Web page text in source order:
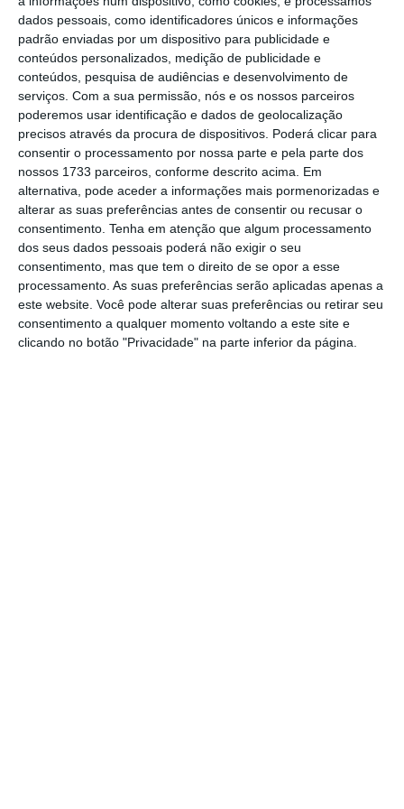
dados pessoais, como identificadores únicos e informações
padrão enviadas por um dispositivo para publicidade e
conteúdos personalizados, medição de publicidade e
conteúdos, pesquisa de audiências e desenvolvimento de
serviços. Com a sua permissão, nós e os nossos parceiros
poderemos usar identificação e dados de geolocalização
precisos através da procura de dispositivos. Poderá clicar para
consentir o processamento por nossa parte e pela parte dos
nossos 1733 parceiros, conforme descrito acima. Em
alternativa, pode aceder a informações mais pormenorizadas e
alterar as suas preferências antes de consentir ou recusar o
consentimento. Tenha em atenção que algum processamento
dos seus dados pessoais poderá não exigir o seu
consentimento, mas que tem o direito de se opor a esse
processamento. As suas preferências serão aplicadas apenas a
este website. Você pode alterar suas preferências ou retirar seu
consentimento a qualquer momento voltando a este site e
clicando no botão "Privacidade" na parte inferior da página.
responsável pela Estrutura de Missão para a
Recuperação das Zonas Afetadas pela
depressão Kristin.
Ministra desconhece o que falhou na chegada de
meios
Ler Mais
Aos jornalistas, Pinto Luz explicou que o
Governo está a avaliar essa possibilidade,
depois de ter sido contactado por alguns
autarcas.“Estamos a perceber aquilo que são
estradas nacionais que deviam oferecer um